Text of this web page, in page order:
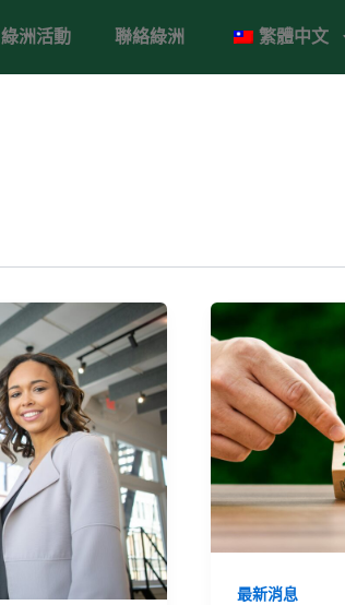
綠洲活動 聯絡綠洲 繁體中文
最新消息